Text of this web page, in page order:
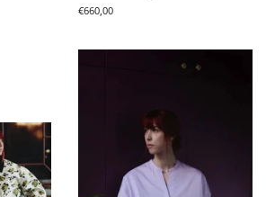
Normale
€660,00